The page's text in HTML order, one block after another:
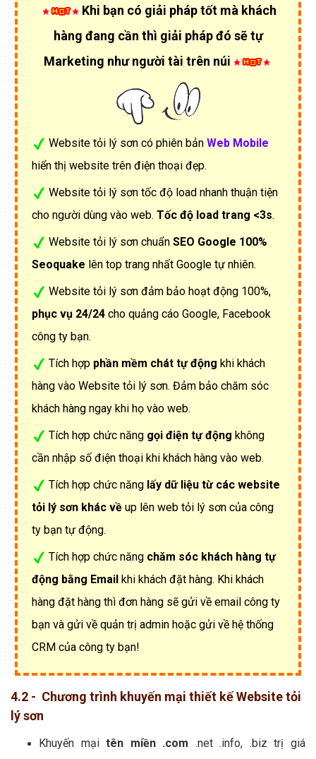
Khi bạn có giải pháp tốt mà khách
hàng đang cần thì giải pháp đó sẽ tự
Marketing như người tài trên núi
Website tỏi lý sơn có phiên bản Web Mobile
hiển thị website trên điện thoại đẹp.
Website tỏi lý sơn tốc độ load nhanh thuận tiện
cho người dùng vào web. Tốc độ load trang <3s.
Website tỏi lý sơn chuẩn SEO Google 100%
Seoquake lên top trang nhất Google tự nhiên.
Website tỏi lý sơn đảm bảo hoạt động 100%,
phục vụ 24/24 cho quảng cáo Google, Facebook
công ty bạn.
Tích hợp phần mềm chát tự động khi khách
hàng vào Website tỏi lý sơn. Đảm bảo chăm sóc
khách hàng ngay khi họ vào web.
Tích hợp chức năng gọi điện tự động không
cần nhập số điện thoại khi khách hàng vào web.
Tích hợp chức năng lấy dữ liệu từ các website
tỏi lý sơn khác về up lên web tỏi lý sơn của công
ty bạn tự động.
Tích hợp chức năng chăm sóc khách hàng tự
động bằng Email khi khách đặt hàng. Khi khách
hàng đặt hàng thì đơn hàng sẽ gửi về email công ty
bạn và gửi về quản trị admin hoặc gửi về hệ thống
CRM của công ty bạn!
4.2 - Chương trình khuyến mại thiết kế Website tỏi
lý sơn
Khuyến mạitên miền .com .net .info, .biz trị giá